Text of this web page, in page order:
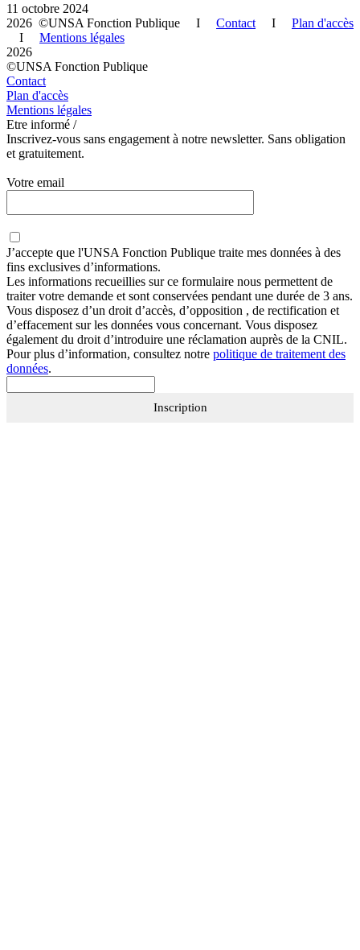
11 octobre 2024
2026 ©UNSA Fonction Publique I Contact I Plan d'accès
I Mentions légales
2026
©UNSA Fonction Publique
Contact
Plan d'accès
Mentions légales
Etre informé /
Inscrivez-vous sans engagement à notre newsletter. Sans obligation
et gratuitement.
Votre email
J’accepte que l'UNSA Fonction Publique traite mes données à des
fins exclusives d’informations.
Les informations recueillies sur ce formulaire nous permettent de
traiter votre demande et sont conservées pendant une durée de 3 ans.
Vous disposez d’un droit d’accès, d’opposition , de rectification et
d’effacement sur les données vous concernant. Vous disposez
également du droit d’introduire une réclamation auprès de la CNIL.
Pour plus d’information, consultez notre politique de traitement des
données.
Inscription